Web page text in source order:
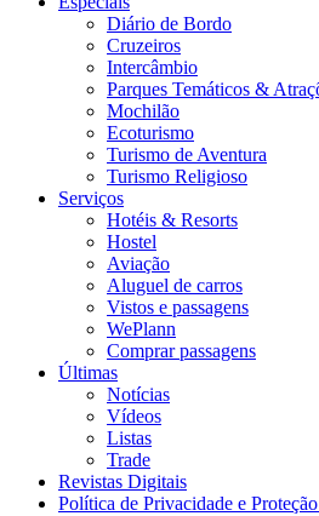
Diário de Bordo
Cruzeiros
Intercâmbio
Parques Temáticos &
Mochilão
Ecoturismo
Turismo de Aventura
Turismo Religioso
Serviços
Hotéis & Resorts
Hostel
Aviação
Aluguel de carros
Vistos e passagens
WePlann
Comprar passagens
Últimas
Notícias
Vídeos
Listas
Trade
Revistas Digitais
Política de Privacidade e